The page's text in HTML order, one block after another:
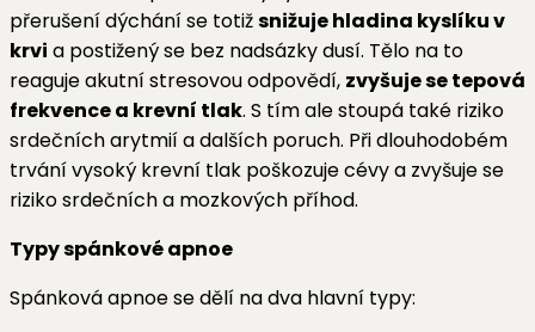
přerušení dýchání se totižsnižuje hladina kyslíku v
krvi a postižený se bez nadsázky dusí. Tělo na to
reaguje akutní stresovou odpovědí, zvyšuje se tepová
frekvence a krevní tlak. S tím ale stoupá také riziko
srdečních arytmií a dalších poruch. Při dlouhodobém
trvání vysoký krevní tlak poškozuje cévy a zvyšuje se
riziko srdečních a mozkových příhod.
Typy spánkové apnoe
Spánková apnoe se dělí na dva hlavní typy: